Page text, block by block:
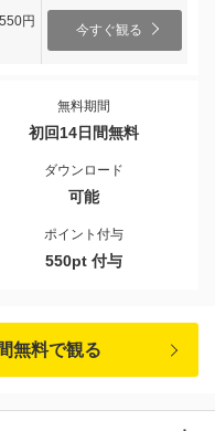
円
今すぐ観る
無料期間
初回14日間無料
ダウンロード
可能
ポイント付与
550pt 付与
無料で観る